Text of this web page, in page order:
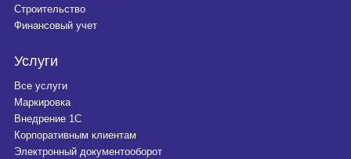
Строительство
Финансовый учет
Услуги
Все услуги
Маркировка
Внедрение 1С
Корпоративным клиентам
Электронный документооборот